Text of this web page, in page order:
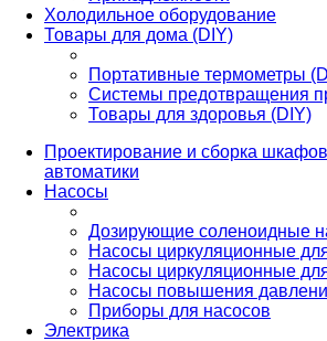
Холодильное оборудование
Товары для дома (DIY)
Портативные термометры
Системы предотвращения
Товары для здоровья (DIY)
Проектирование и сборка
автоматики
Насосы
Дозирующие соленоидные
Насосы циркуляционные
Насосы циркуляционные
Насосы повышения
Приборы для насосов
Электрика